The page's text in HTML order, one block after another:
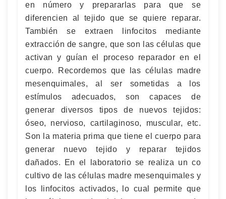
en número y prepararlas para que se
diferencien al tejido que se quiere reparar.
También se extraen linfocitos mediante
extracción de sangre, que son las células que
activan y guían el proceso reparador en el
cuerpo. Recordemos que las células madre
mesenquimales, al ser sometidas a los
estímulos adecuados, son capaces de
generar diversos tipos de nuevos tejidos:
óseo, nervioso, cartilaginoso, muscular, etc.
Son la materia prima que tiene el cuerpo para
generar nuevo tejido y reparar tejidos
dañados. En el laboratorio se realiza un co
cultivo de las células madre mesenquimales y
los linfocitos activados, lo cual permite que